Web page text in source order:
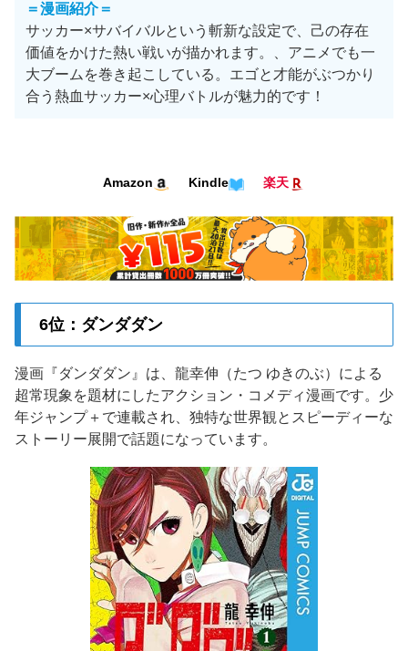
＝漫画紹介＝
サッカー×サバイバルという斬新な設定で、己の存在
価値をかけた熱い戦いが描かれます。、アニメでも一
大ブームを巻き起こしている。エゴと才能がぶつかり
合う熱血サッカー×心理バトルが魅力的です！
Amazon Kindle 楽天
6位：ダンダダン
漫画『ダンダダン』は、龍幸伸（たつ ゆきのぶ）による
超常現象を題材にしたアクション・コメディ漫画です。少
年ジャンプ＋で連載され、独特な世界観とスピーディーな
ストーリー展開で話題になっています。